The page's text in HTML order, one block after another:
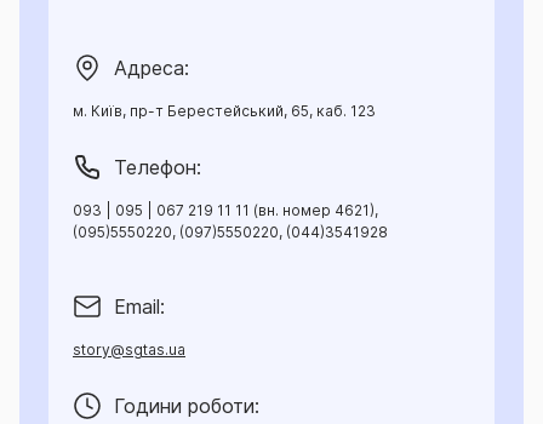
Адреса:
м. Київ, пр-т Берестейський, 65, каб. 123
Телефон:
093 | 095 | 067 219 11 11 (вн. номер 4621),
(095)5550220, (097)5550220, (044)3541928
Email:
story@sgtas.ua
Години роботи: